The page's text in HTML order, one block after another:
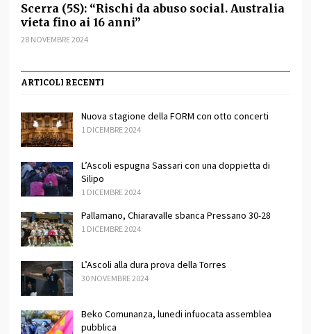
Scerra (5S): “Rischi da abuso social. Australia
vieta fino ai 16 anni”
28 NOVEMBRE 2024
ARTICOLI RECENTI
Nuova stagione della FORM con otto concerti
1 DICEMBRE 2024
L’Ascoli espugna Sassari con una doppietta di
Silipo
1 DICEMBRE 2024
Pallamano, Chiaravalle sbanca Pressano 30-28
1 DICEMBRE 2024
L’Ascoli alla dura prova della Torres
30 NOVEMBRE 2024
Beko Comunanza, lunedi infuocata assemblea
pubblica